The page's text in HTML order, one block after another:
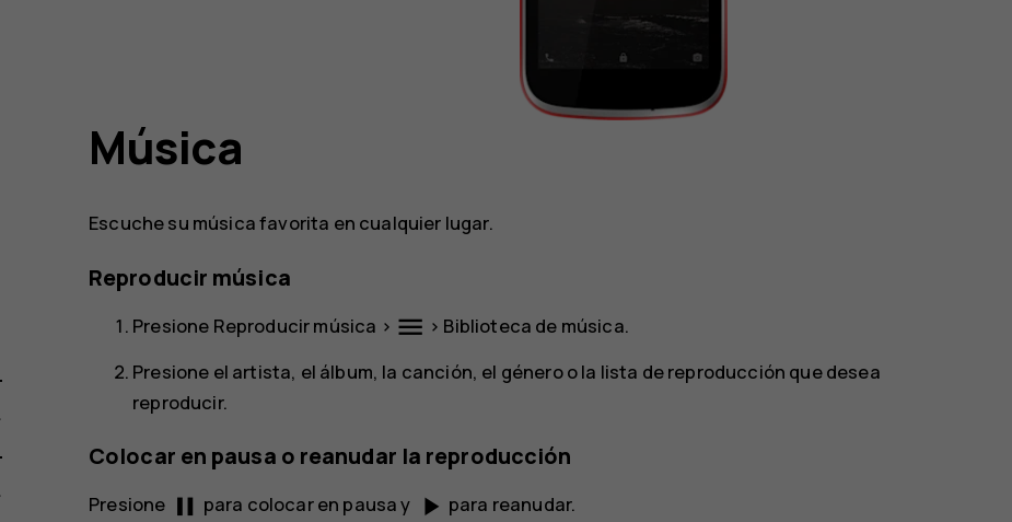
Música
Escuche su música favorita en cualquier lugar.
Reproducir música
Presione Reproducir música > menu > Biblioteca de música.
Presione el artista, el álbum, la canción, el género o la lista de reproducción que desea
reproducir.
Colocar en pausa o reanudar la reproducción
Presione pause para colocar en pausa y play_arrow para reanudar.